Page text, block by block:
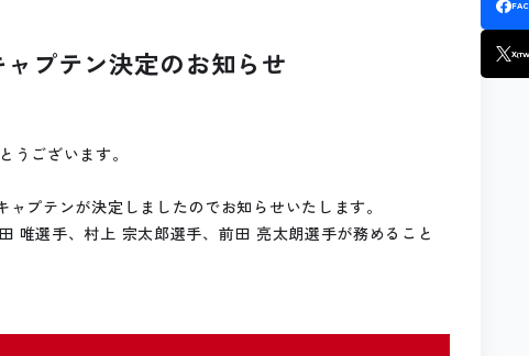
プテン決定のお知らせ
うございます。
プテンが決定しましたのでお知らせいたします。
唯選手、村上 宗太郎選手、前田 亮太朗選手が務めること
X